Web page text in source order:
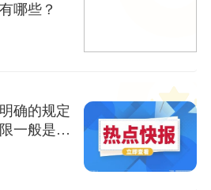
哪些？
确的规定
一般是几